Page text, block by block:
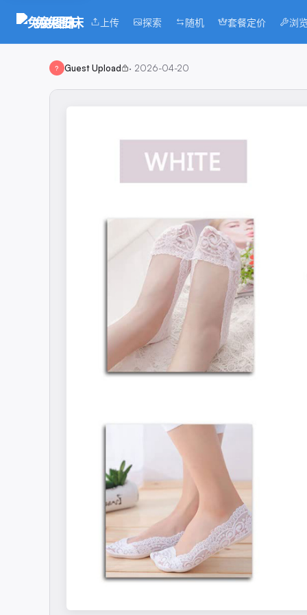
兔兔图床 上传 探索 随机 套餐定价 浏
? Guest Upload · 2026-04-20